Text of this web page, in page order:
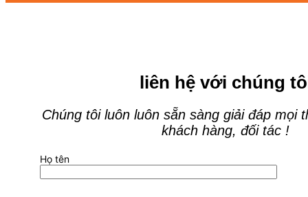
liên hệ với chúng
Chúng tôi luôn luôn sẵn sàng giải đáp mọi
khách hàng, đối tác !
Họ tên